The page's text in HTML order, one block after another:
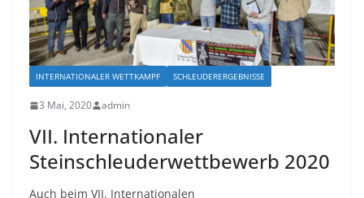
INTERNATIONALER WETTKAMPF SCHLEUDERERGEBNISSE
3 Mai, 2020 admin
VII. Internationaler
Steinschleuderwettbewerb 2020
Auch beim VII. Internationalen